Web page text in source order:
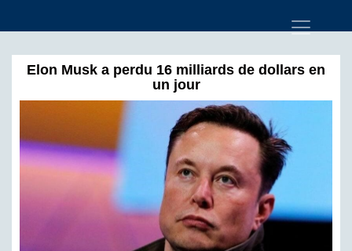
Elon Musk a perdu 16 milliards de dollars en
un jour